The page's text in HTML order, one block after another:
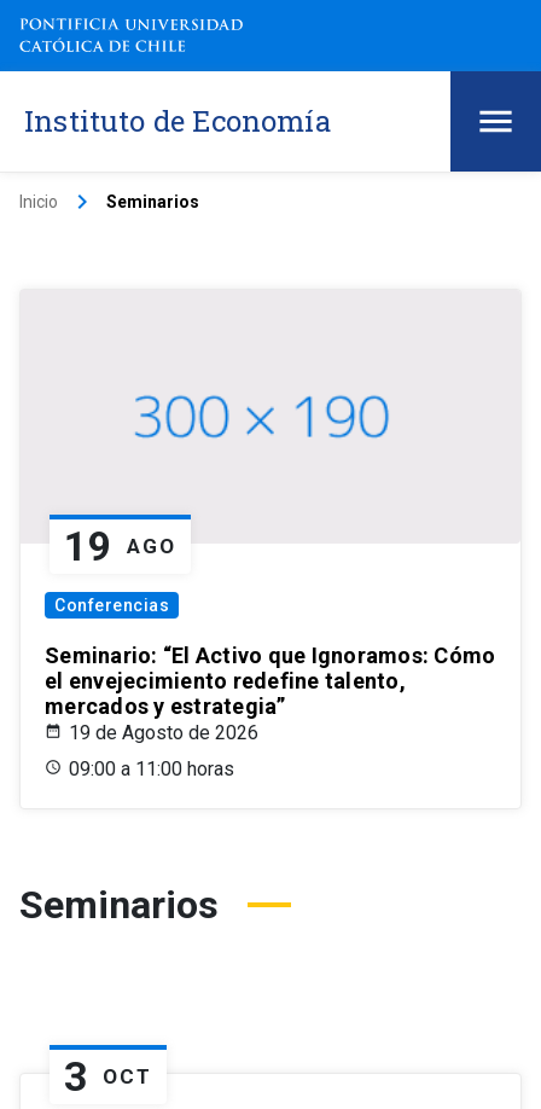
Instituto de Economía
Inicio keyboard_arrow_right Seminarios
19 AGO
Conferencias
Seminario: “El Activo que Ignoramos: Cómo
el envejecimiento redefine talento,
mercados y estrategia”
19 de Agosto de 2026
09:00 a 11:00 horas
Seminarios
3 OCT